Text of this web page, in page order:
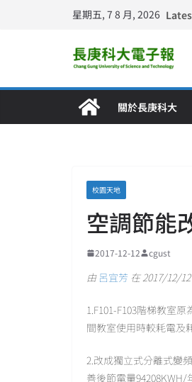
星期五, 7 8 月, 2026
關於長庚科大
校園天地
空調節能
2017-12-12 cgust
由 呂宜芳 在 2017/12/
1.F101-F103階梯教室
間教室使用時較耗電及
2.改成獨立式分離式變
善後節電量